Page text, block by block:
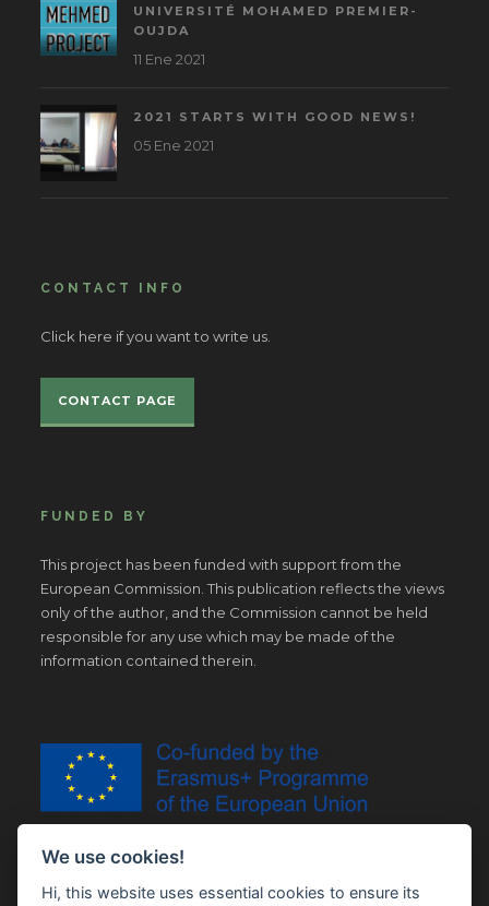
UNIVERSITÉ MOHAMED PREMIER-
OUJDA
11 Ene 2021
2021 STARTS WITH GOOD NEWS!
05 Ene 2021
CONTACT INFO
Click here if you want to write us.
CONTACT PAGE
FUNDED BY
This project has been funded with support from the
European Commission. This publication reflects the views
only of the author, and the Commission cannot be held
responsible for any use which may be made of the
information contained therein.
We use cookies!
Hi, this website uses essential cookies to ensure its